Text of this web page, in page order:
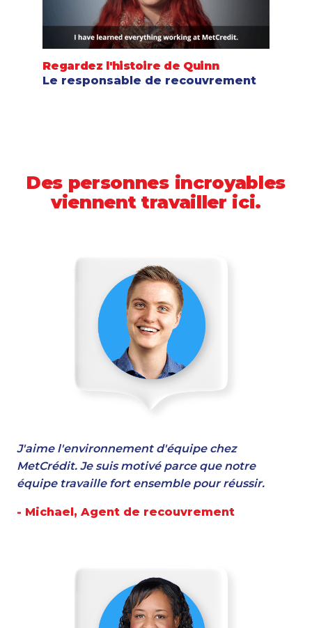
Regardez l'histoire de Quinn
Le responsable de recouvrement
Des personnes incroyables
viennent travailler ici.
J'aime l'environnement d'équipe chez
MetCrédit. Je suis motivé parce que notre
équipe travaille fort ensemble pour réussir.
- Michael, Agent de recouvrement